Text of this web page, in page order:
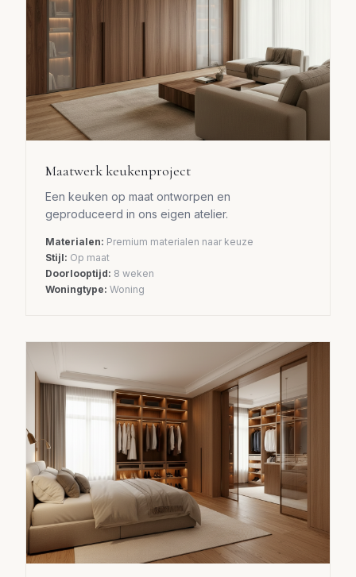
Maatwerk keukenproject
Een keuken op maat ontworpen en
geproduceerd in ons eigen atelier.
Materialen: Premium materialen naar keuze
Stijl: Op maat
Doorlooptijd: 8 weken
Woningtype: Woning